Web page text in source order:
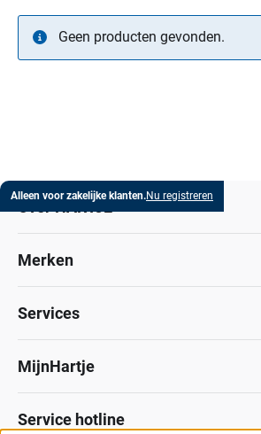
Geen producten gevonden.
Alleen voor zakelijke klanten.Nu registreren
Over HARTJE
Merken
Services
MijnHartje
Service hotline